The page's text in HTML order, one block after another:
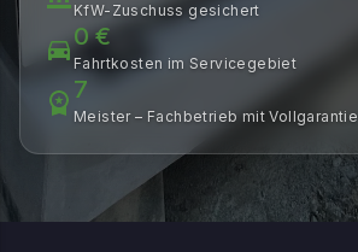
KfW-Zuschuss gesichert
0 €
Fahrtkosten im Servicegebiet
7
Meister – Fachbetrieb mit Vollgarantie